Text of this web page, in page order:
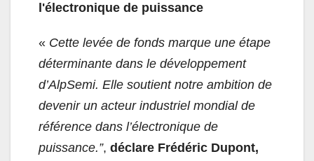
l'électronique de puissance
« Cette levée de fonds marque une étape
déterminante dans le développement
d’AlpSemi. Elle soutient notre ambition de
devenir un acteur industriel mondial de
référence dans l’électronique de
puissance.”, déclare Frédéric Dupont,